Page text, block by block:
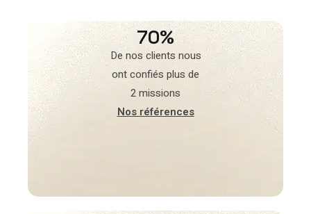
70%
De nos clients nous
ont confiés plus de
2 missions
Nos références